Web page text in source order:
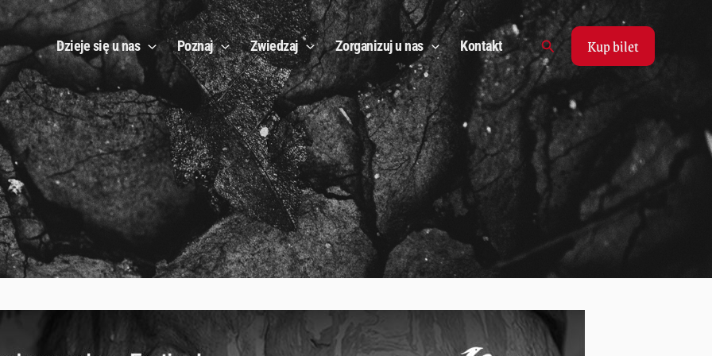
Dzieje się u nas Poznaj Zwiedzaj Zorganizuj u nas Kontakt Search Kup bilet